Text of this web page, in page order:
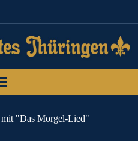
mit "Das Morgel-Lied"